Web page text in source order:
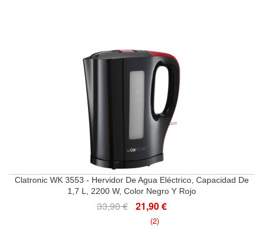
Clatronic WK 3553 - Hervidor De Agua Eléctrico, Capacidad De
1,7 L, 2200 W, Color Negro Y Rojo
33,90 € 21,90 €
(2)